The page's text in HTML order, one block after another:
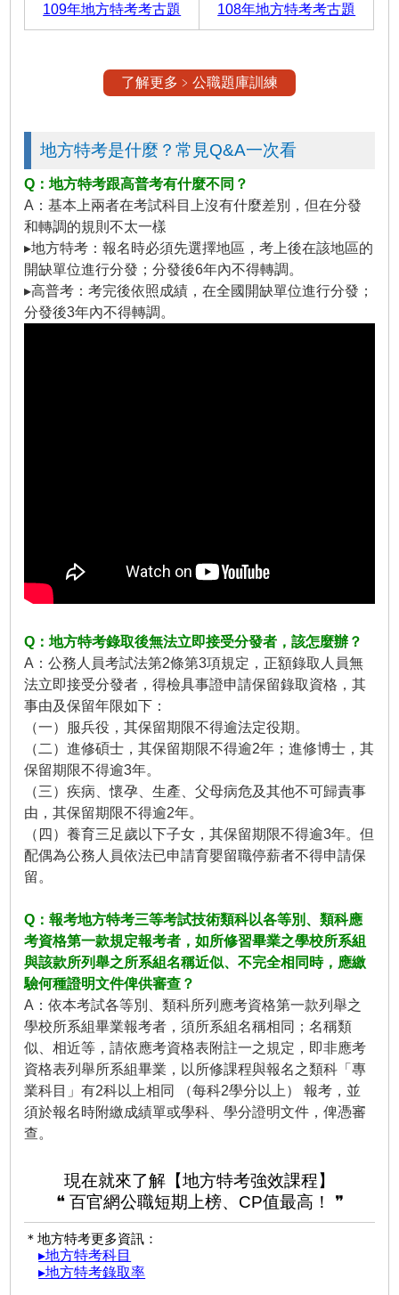
109年地方特考考古題 108年地方特考考古題
了解更多﹥公職題庫訓練
地方特考是什麼？常見Q&A一次看
Q：地方特考跟高普考有什麼不同？
A：基本上兩者在考試科目上沒有什麼差別，但在分發
和轉調的規則不太一樣
▸地方特考：報名時必須先選擇地區，考上後在該地區的
開缺單位進行分發；分發後6年內不得轉調。
▸高普考：考完後依照成績，在全國開缺單位進行分發；
分發後3年內不得轉調。
Q：地方特考錄取後無法立即接受分發者，該怎麼辦？
A：公務人員考試法第2條第3項規定，正額錄取人員無
法立即接受分發者，得檢具事證申請保留錄取資格，其
事由及保留年限如下：
（一）服兵役，其保留期限不得逾法定役期。
（二）進修碩士，其保留期限不得逾2年；進修博士，其
保留期限不得逾3年。
（三）疾病、懷孕、生產、父母病危及其他不可歸責事
由，其保留期限不得逾2年。
（四）養育三足歲以下子女，其保留期限不得逾3年。但
配偶為公務人員依法已申請育嬰留職停薪者不得申請保
留。
Q：報考地方特考三等考試技術類科以各等別、類科應
考資格第一款規定報考者，如所修習畢業之學校所系組
與該款所列舉之所系組名稱近似、不完全相同時，應繳
驗何種證明文件俾供審查？
A：依本考試各等別、類科所列應考資格第一款列舉之
學校所系組畢業報考者，須所系組名稱相同；名稱類
似、相近等，請依應考資格表附註一之規定，即非應考
資格表列舉所系組畢業，以所修課程與報名之類科「專
業科目」有2科以上相同 （每科2學分以上） 報考，並
須於報名時附繳成績單或學科、學分證明文件，俾憑審
查。
現在就來了解【地方特考強效課程】
❝ 百官網公職短期上榜、CP值最高！ ❞
＊地方特考更多資訊：
▸地方特考科目
▸地方特考錄取率